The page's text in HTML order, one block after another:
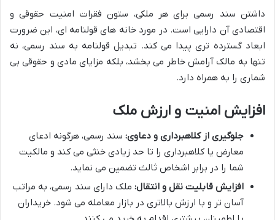
داشتن سند رسمی برای هر ملکی، ستون فقرات امنیت حقوقی و
اقتصادی آن دارایی است. در مورد خانه های قولنامه ای، این ضرورت
ابعاد گسترده تری پیدا می کند. تبدیل قولنامه به سند رسمی، نه
تنها به مالک آرامش خاطر می بخشد، بلکه مزایای مادی و حقوقی بی
شماری را به همراه دارد.
افزایش امنیت و ارزش ملک
جلوگیری از کلاهبرداری و دعاوی: سند رسمی، هرگونه ادعای
معارض یا کلاهبرداری را تا حد زیادی خنثی می کند و مالکیت
شما را در برابر اشخاص ثالث تضمین می نماید.
افزایش قابلیت نقل و انتقال: ملک دارای سند رسمی، به مراتب
آسان تر و با ارزش بالاتری در بازار معامله می شود. خریداران